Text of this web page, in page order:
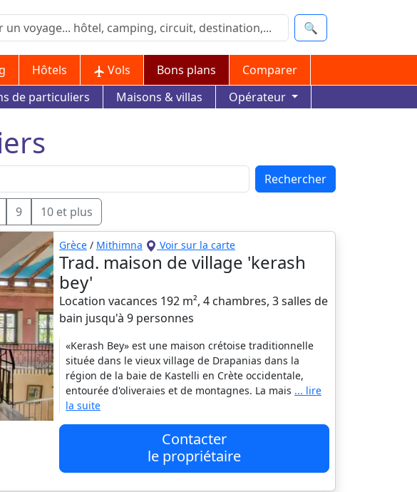
🔍
Hôtels Vols Bons plans
Comparer
de particuliers Maisons & villas Opérateur
Rechercher
9 10 et plus
Grèce / Mithimna Voir sur la carte
Trad. maison de village 'kerash
bey'
Location vacances 192 m², 4 chambres, 3 salles de
bain jusqu'à 9 personnes
«Kerash Bey» est une maison crétoise traditionnelle
située dans le vieux village de Drapanias dans la
région de la baie de Kastelli en Crète occidentale,
entourée d'oliveraies et de montagnes. La mais ... lire
la suite
Contacter
le propriétaire